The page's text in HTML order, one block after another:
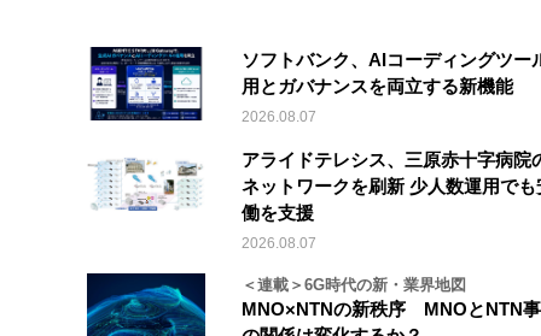
ソフトバンク、AIコーディングツー
用とガバナンスを両立する新機能
2026.08.07
アライドテレシス、三原赤十字病院
ネットワークを刷新 少人数運用でも
働を支援
2026.08.07
＜連載＞6G時代の新・業界地図
MNO×NTNの新秩序 MNOとNTN